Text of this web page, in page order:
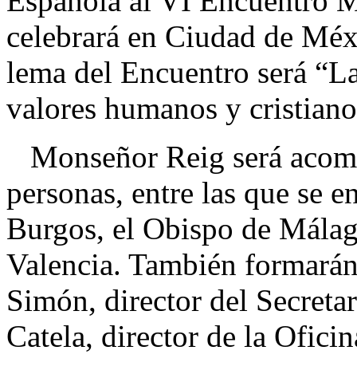
celebrará en Ciudad de
lema del Encuentro será
valores humanos y
Monseñor Reig será
personas, entre las que se
Burgos, el Obispo de
Valencia. También
Simón, director del
Catela, director de la